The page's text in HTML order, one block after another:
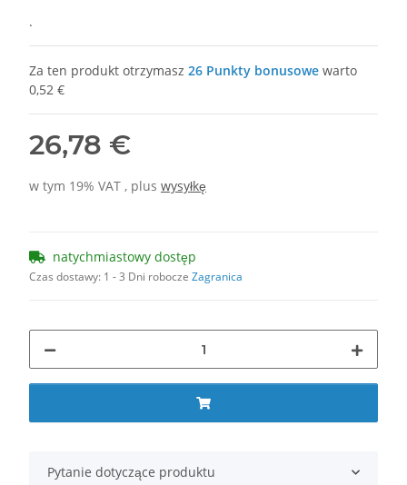
.
Za ten produkt otrzymasz 26 Punkty bonusowe warto
0,52 €
26,78 €
w tym 19% VAT , plus wysyłkę
natychmiastowy dostęp
Czas dostawy: 1 - 3 Dni robocze Zagranica
Pytanie dotyczące produktu